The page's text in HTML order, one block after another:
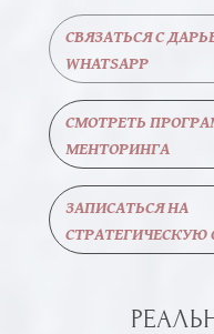
СВЯЗАТЬСЯ С
WHATSAPP
СМОТРЕТЬ
МЕНТОРИНГА
ЗАПИСАТЬСЯ НА
СТРАТЕГИЧЕСКУЮ